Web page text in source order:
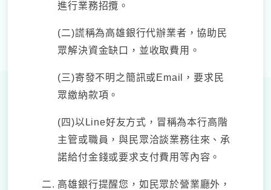
進行業務招攬。
(二)謊稱為高雄銀行代辦業者，協助民
眾解決資金缺口，並收取費用。
(三)寄發不明之簡訊或Email，要求民
眾繳納款項。
(四)以Line好友方式，冒稱為本行高階
主管或職員，與民眾洽談業務往來、承
諾給付金錢或要求支付費用等內容。
高雄銀行提醒您，如民眾於營業廳外，